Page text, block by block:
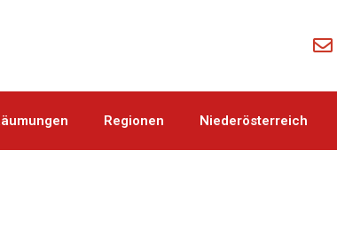
Regionen Niederösterreich